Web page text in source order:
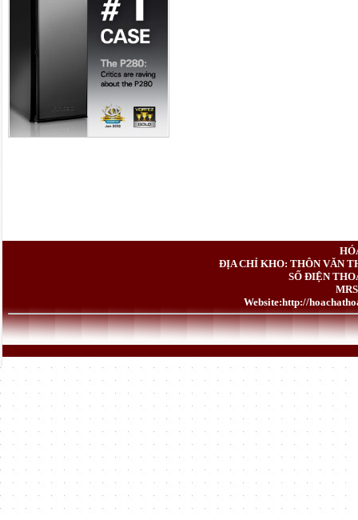
ĐỊA CHỈ KHO: THÔN VĂN
SỐ ĐIỆN
Website:http://